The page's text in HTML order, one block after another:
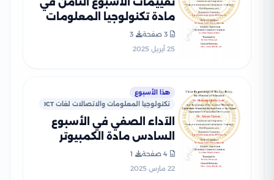
مادة تكنولوجيا المعلومات
الثالث الاعدادي الترم الثاني
3 صفحة
3
25 أبريل 2025
هذا الأسبوع
تكنولوجيا المعلومات والاتصالات لغات ICT
الآداء الصفي في الأسبوع
السادس مادة الكمبيوتر
وتكنولوجيا المعلومات للغات
ICT للصف الثالث الإعدادي
4 صفحة
1
22 مارس 2025